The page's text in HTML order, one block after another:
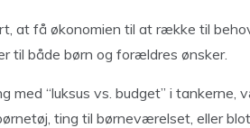
at få økonomien til at række til
til både børn og forældres ønsker.
med “luksus vs. budget” i
ting til børneværelset, eller